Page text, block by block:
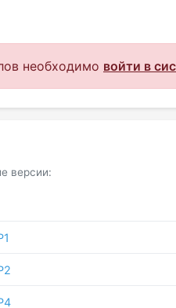
необходимо войти в
версии: